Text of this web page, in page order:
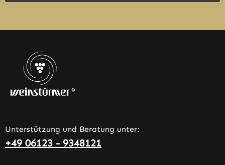
Unterstützung und Beratung unter:
+49 06123 - 9348121